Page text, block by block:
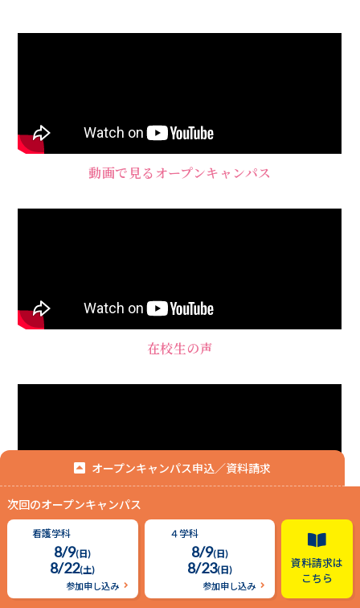
動画で見るオープンキャンパス
在校生の声
授業をのぞいてみよう
オープンキャンパス申込／資料請求
次回のオープンキャンパス
看護学科
8/9(日)
8/22(土)
参加申し込み
４学科
8/9(日)
8/23(日)
参加申し込み
資料請求は
こちら